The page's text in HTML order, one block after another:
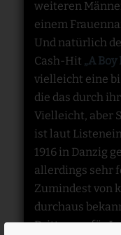
weiteren
einem
Und natürlich
Cash-Hit „A
vielleicht eine
die das durch
Vielleicht, aber
ist laut
1916 in Danzig
allerdings sehr
Zumindest von
durchaus
Drittname für